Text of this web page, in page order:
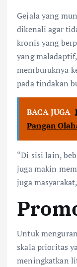
Gejala yang
dikenali agar
kronis yang
yang
memburuknya
pada tindakan
BACA JUGA
Pangan
“Di sisi lain,
juga makin
juga
Untuk
skala prioritas
meningkatkan